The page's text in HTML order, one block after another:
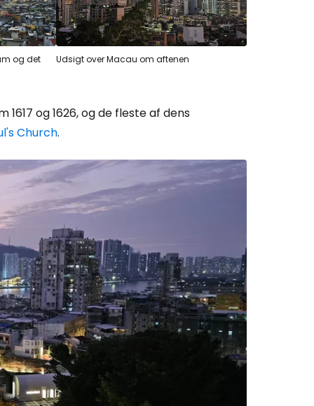
og det Udsigt over Macau om aftenen
og 1626, og de fleste af dens
Church.